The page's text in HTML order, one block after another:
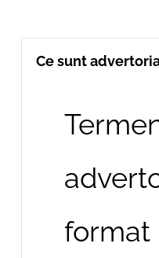
Ce sunt
format